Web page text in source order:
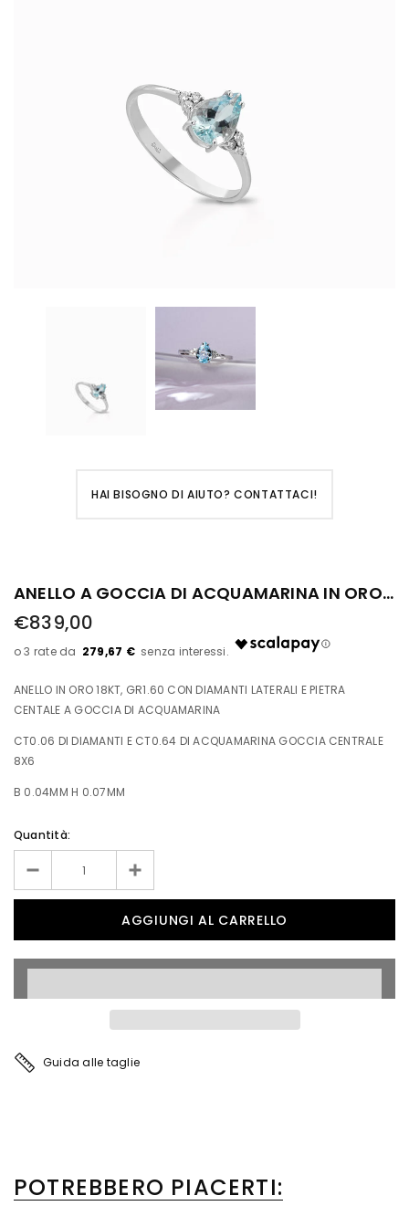
HAI BISOGNO DI AIUTO? CONTATTACI!
ANELLO A GOCCIA DI ACQUAMARINA IN ORO BIANCO CON SEI DIAMANTI LATERALI
€839,00
279,67 €
ANELLO IN ORO 18KT, GR1.60 CON DIAMANTI LATERALI E PIETRA
CENTALE A GOCCIA DI ACQUAMARINA
CT0.06 DI DIAMANTI E CT0.64 DI ACQUAMARINA GOCCIA CENTRALE
8X6
B 0.04MM H 0.07MM
Quantità:
Guida alle taglie
POTREBBERO PIACERTI: